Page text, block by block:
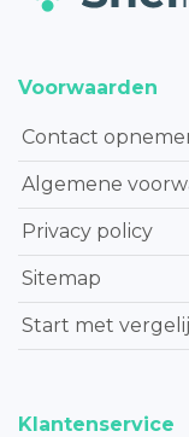
Voorwaarden
Contact
Algemene
Privacy policy
Sitemap
Start met
Klantenservice